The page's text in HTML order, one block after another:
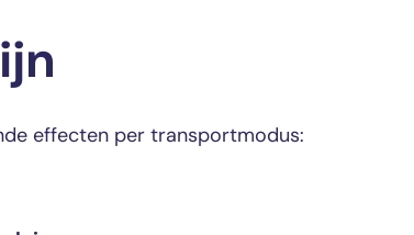
effecten per transportmodus: